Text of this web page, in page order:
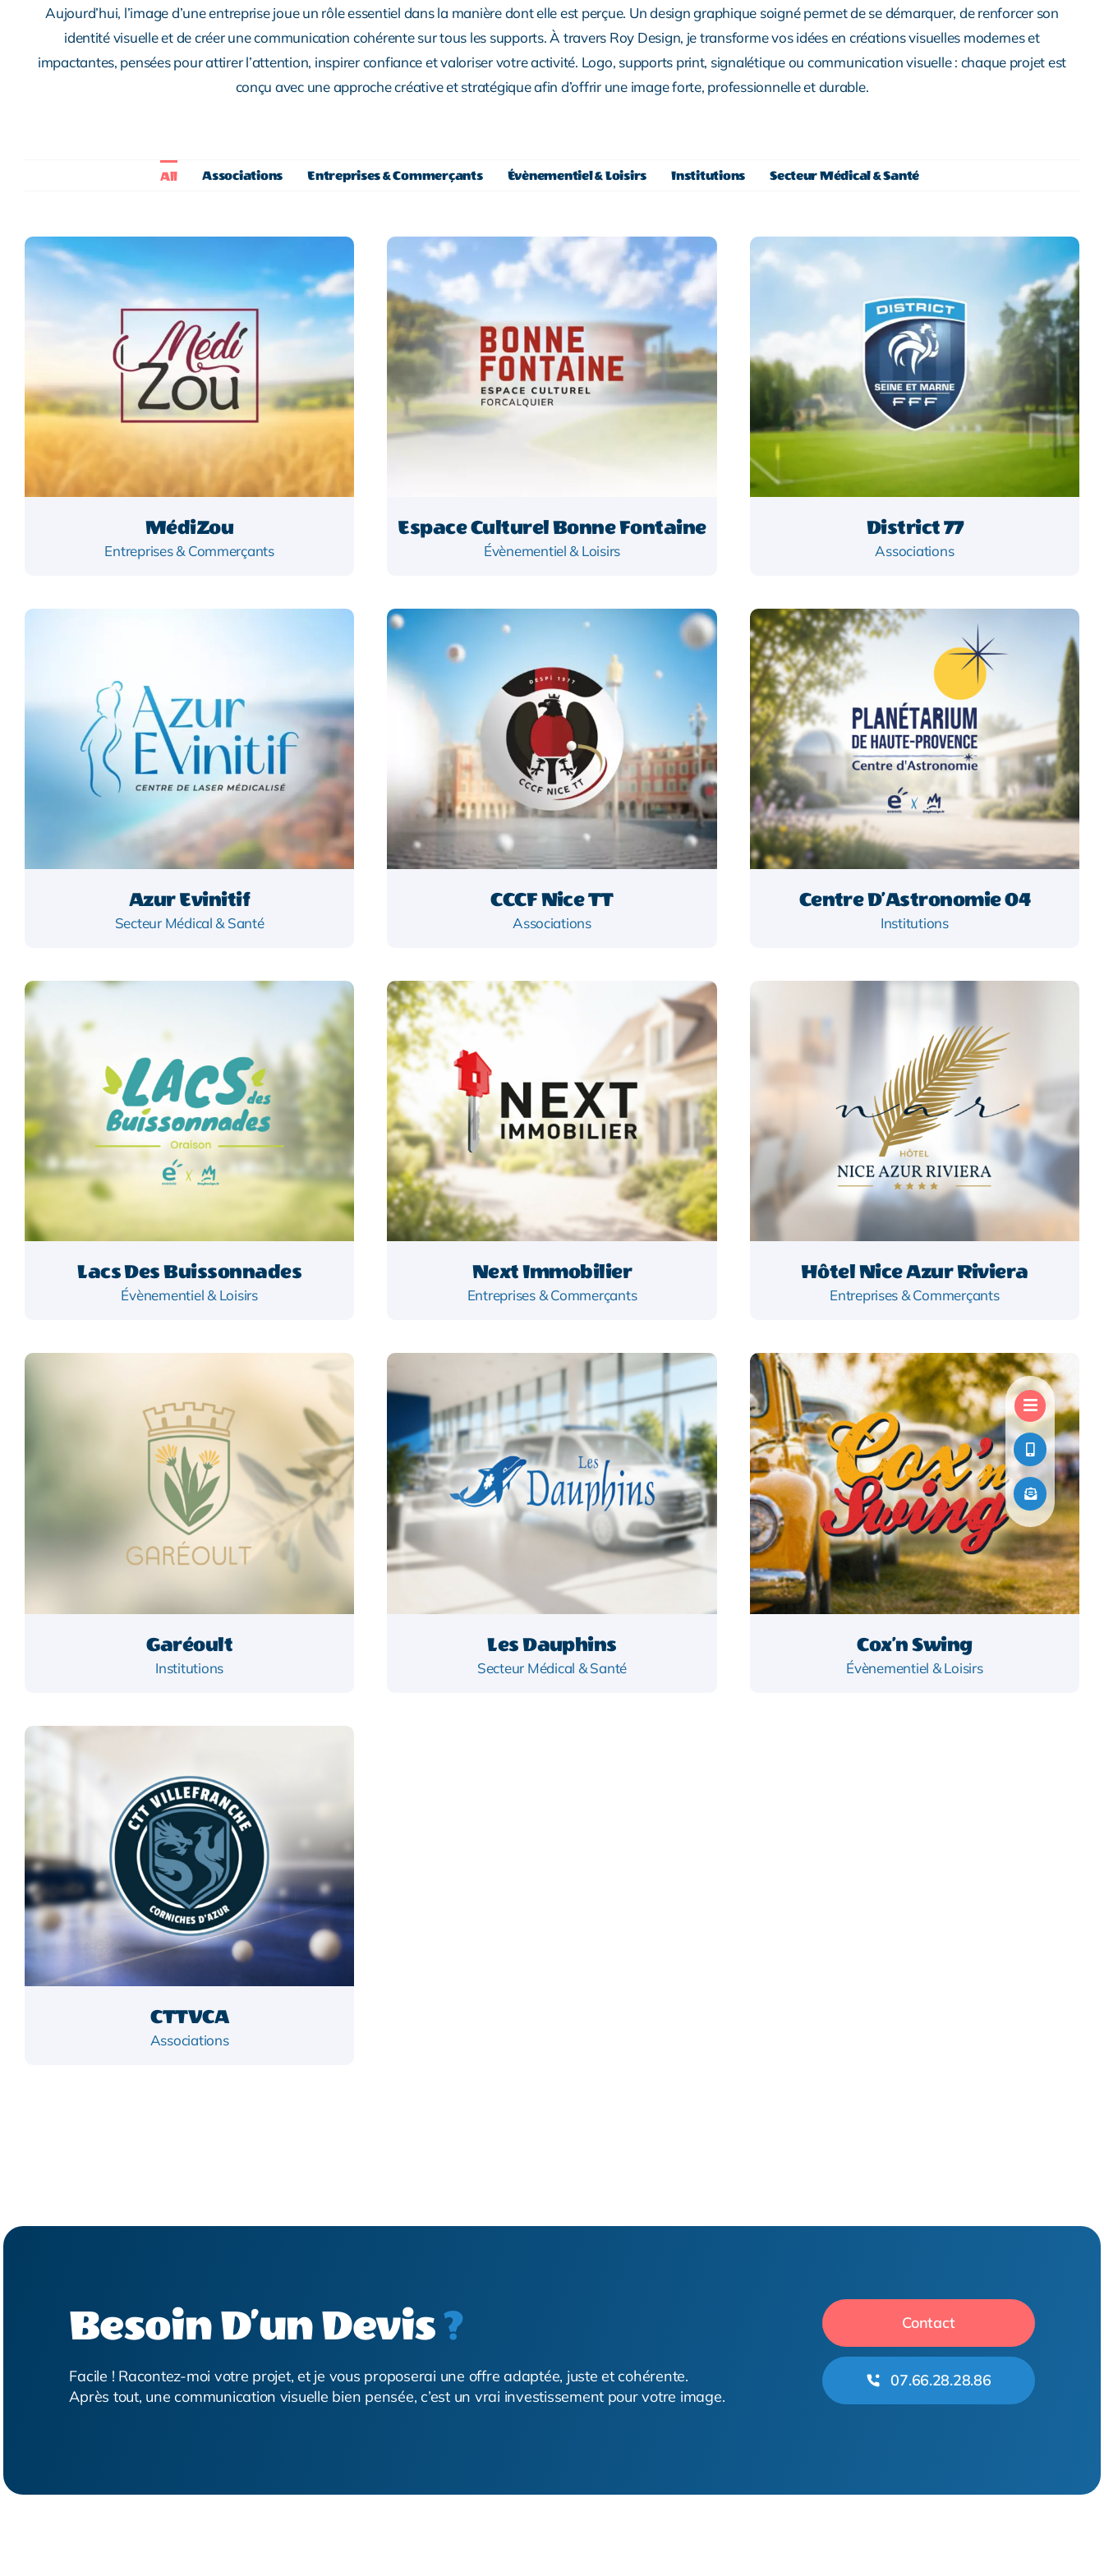
Aujourd’hui, l’image d’une entreprise joue un rôle essentiel dans la manière dont elle est perçue. Un design graphique soigné permet de se démarquer, de renforcer son
identité visuelle et de créer une communication cohérente sur tous les supports. À travers Roy Design, je transforme vos idées en créations visuelles modernes et
impactantes, pensées pour attirer l’attention, inspirer confiance et valoriser votre activité. Logo, supports print, signalétique ou communication visuelle : chaque projet est
conçu avec une approche créative et stratégique afin d’offrir une image forte, professionnelle et durable.
All Associations Entreprises & Commerçants Évènementiel & Loisirs Institutions Secteur Médical & Santé
MédiZou
Entreprises & Commerçants
Espace Culturel Bonne Fontaine
Évènementiel & Loisirs
District 77
Associations
Azur Evinitif
Secteur Médical & Santé
CCCF Nice TT
Associations
Centre D’Astronomie 04
Institutions
Lacs Des Buissonnades
Évènementiel & Loisirs
Next Immobilier
Entreprises & Commerçants
Hôtel Nice Azur Riviera
Entreprises & Commerçants
Garéoult
Institutions
Les Dauphins
Secteur Médical & Santé
Cox’n Swing
Évènementiel & Loisirs
CTTVCA
Associations
Besoin D’un Devis?
Facile ! Racontez-moi votre projet, et je vous proposerai une offre adaptée, juste et cohérente.
Après tout, une communication visuelle bien pensée, c’est un vrai investissement pour votre image.
Contact
07.66.28.28.86